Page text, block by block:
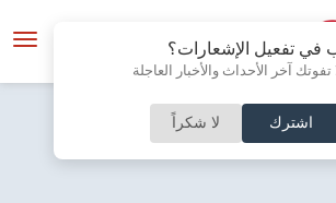
في تفعيل الإشعارات؟
تفوتك آخر الأحداث والأخبار العاجلة
اشترك لا شكراً